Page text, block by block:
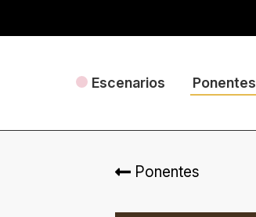
Escenarios Ponentes
Ponentes